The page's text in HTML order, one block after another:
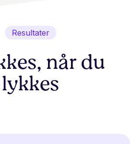
Resultater
når du
lykkes